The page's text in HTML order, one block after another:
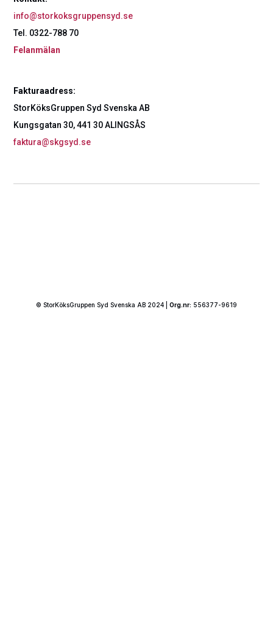
info@storkoksgruppensyd.se
Tel. 0322-788 70
Felanmälan
Fakturaadress:
StorKöksGruppen Syd Svenska AB
Kungsgatan 30, 441 30 ALINGSÅS
faktura@skgsyd.se
© StorKöksGruppen Syd Svenska AB 2024 | Org.nr: 556377-9619